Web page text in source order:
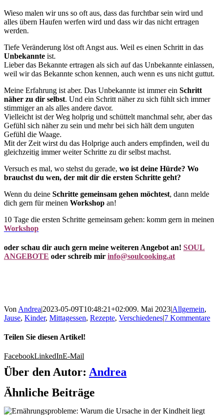
Wieso malen wir uns so oft aus, dass das furchtbar sein wird und
alles übern Haufen werfen wird und dass wir das nicht ertragen
werden.
Tiefe Veränderung löst oft Angst aus. Weil es einen Schritt in das
Unbekannte ist.
Lieber das Bekannte ertragen als sich auf das Unbekannte einlassen,
weil wir das Bekannte schon kennen, auch wenn es uns nicht guttut.
Meine Erfahrung ist aber. Das Unbekannte ist immer ein Schritt
näher zu dir selbst. Und ein Schritt näher zu sich fühlt sich immer
stimmiger an als alles andere davor.
Vielleicht ist der Weg holprig und schüttelt manchmal sehr, aber das
Gefühl sich näher zu sein und mehr bei sich hält dem unguten
Gefühl die Waage.
Mit der Zeit wirst du das Holprige auch anders empfinden, weil du
gleichzeitig immer weiter Schritte zu dir selbst machst.
Versuch es mal, wo stehst du gerade, wo ist deine Hürde? Wo
brauchst du wen, der mit dir die ersten Schritte geht?
Wenn du deine Schritte gemeinsam gehen möchtest, dann melde
dich gern für meinen Workshop an!
10 Tage die ersten Schritte gemeinsam gehen: komm gern in meinen
Workshop
oder schau dir auch gern meine weiteren Angebot an! SOUL
ANGEBOTE oder schreib mir info@soulcooking.at
Von Andrea|2023-05-09T10:48:21+02:009. Mai 2023|Allgemein,
Jause, Kinder, Mittagessen, Rezepte, Verschiedenes|7 Kommentare
Teilen Sie diesen Artikel!
FacebookLinkedInE-Mail
Über den Autor: Andrea
Ähnliche Beiträge